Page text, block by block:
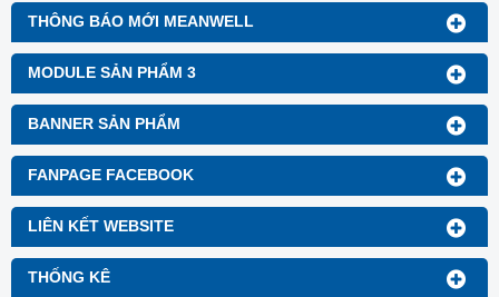
THÔNG BÁO MỚI MEANWELL
MODULE SẢN PHẨM 3
BANNER SẢN PHẨM
FANPAGE FACEBOOK
LIÊN KẾT WEBSITE
THỐNG KÊ